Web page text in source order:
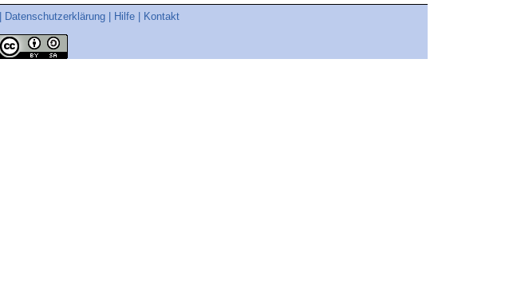
Datenschutzerklärung Hilfe Kontakt